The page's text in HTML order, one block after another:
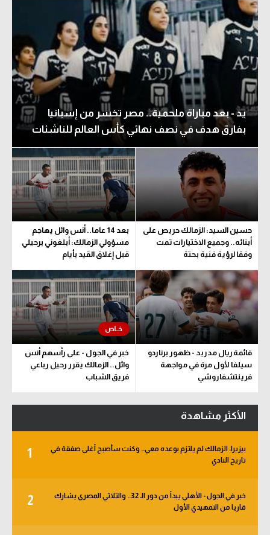
يد - بعد مباراة ملحمية.. مصر تخسر من إسبانيا
بفارق هدف في نصف نهائي كأس العالم للناشئات
حسين السيد: الزمالك حريص على
أبنائه.. وجميع الاختيارات تمت
وفقا لرؤية فنية بحتة
بعد 14 عاما.. أنس وائل يهاجم
مسؤولي الزمالك: أبلغوني برحيلي
قبل إغلاق القيد بأيام
قائمة ريال مدريد - ظهور برناردو
سيلفا لأول مرة في مواجهة
فرينتشفاروشي
خبر في الجول - على رأسهم أنس
وائل.. الزمالك يقرر رحيل رباعي
فريق الشباب
الأكثر مشاهدة
1
بيزيرا: الزمالك لم يلتزم بوعده معي.. وكنت سأصبح أغلى صفقة في
تاريخ النادي
2
خبر في الجول - الأهلي يبدأ من دور الـ 32.. والثلاثي المصري يشارك
قاريا من التمهيدي الأول